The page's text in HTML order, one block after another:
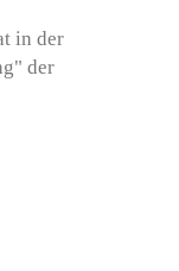
in der
der